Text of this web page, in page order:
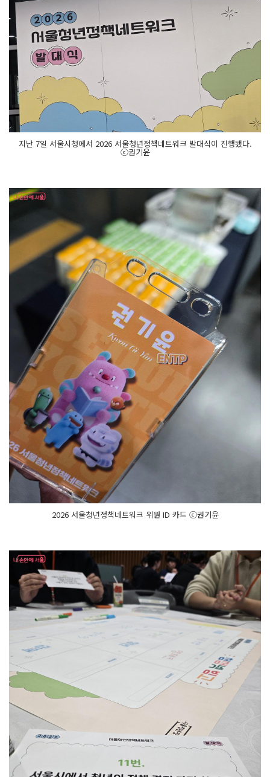
지난 7일 서울시청에서 2026 서울청년정책네트워크 발대식이 진행됐다.
ⓒ권기윤
2026 서울청년정책네트워크 위원 ID 카드 ⓒ권기윤